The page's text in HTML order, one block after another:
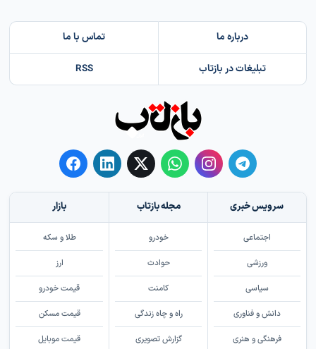
درباره ما تماس با ما
تبلیغات در بازتاب RSS
سرویس خبری
اجتماعی
ورزشی
سیاسی
دانش و فناوری
فرهنگی و هنری
مجله بازتاب
خودرو
حوادث
کامنت
راه و چاه زندگی
گزارش تصویری
بازار
طلا و سکه
ارز
قیمت خودرو
قیمت مسکن
قیمت موبایل